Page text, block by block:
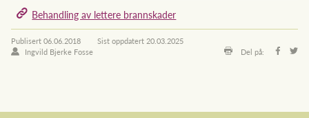
Behandling av lettere brannskader
Publisert06.06.2018 Sist oppdatert 20.03.2025
Ingvild Bjerke Fosse
Del på: